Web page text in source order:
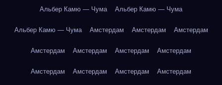
Альбер Камю — Чума Альбер Камю — Чума
Альбер Камю — Чума Амстердам Амстердам Амстердам
Амстердам Амстердам Амстердам Амстердам
Амстердам Амстердам Амстердам Амстердам